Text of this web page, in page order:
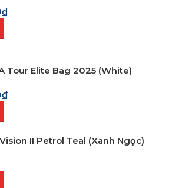
₫
Tour Elite Bag 2025 (White)
₫
II Petrol Teal (Xanh Ngọc)